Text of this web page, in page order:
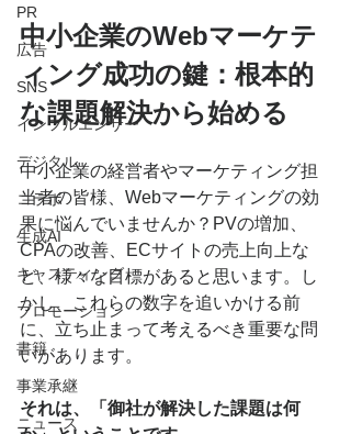
PR
広告
SNS
インフルエンサー
デジタル
コラボ
生成AI
キャスティング
プロモーション
書籍
事業承継
ニュース
中小企業のWebマーケテ
ィング成功の鍵：根本的
な課題解決から始める
中小企業の経営者やマーケティング担
当者の皆様、Webマーケティングの効
果に悩んでいませんか？PVの増加、
CPAの改善、ECサイトの売上向上な
ど、様々な目標があると思います。し
かし、これらの数字を追いかける前
に、立ち止まって考えるべき重要な問
いがあります。
それは、「御社が解決した課題は何